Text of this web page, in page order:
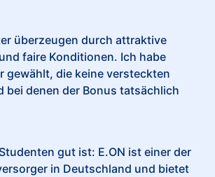
überzeugen durch attraktive
faire Konditionen. Ich habe
gewählt, die keine versteckten
bei denen der Bonus tatsächlich
gut ist: E.ON ist einer der
in Deutschland und bietet